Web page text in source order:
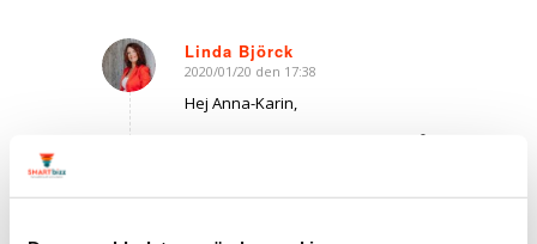
Linda Björck
says:
2020/01/20 den 17:38
Hej Anna-Karin,
Ja, ett inlägg som postas direkt på